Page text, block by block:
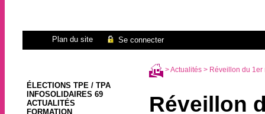
Plan du site Se connecter
ÉLECTIONS TPE / TPA
INFOSOLIDAIRES 69
ACTUALITÉS
FORMATION
>Actualités> Réveillon du 1er
Réveillon